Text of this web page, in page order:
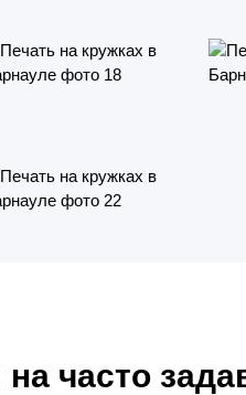
часто